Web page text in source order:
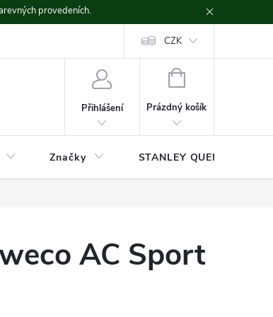
provedeních.
CZK
Přihlášení
NÁKUPNÍ
Prázdný košík
Značky STANLEY QUENCHER
AC Sport